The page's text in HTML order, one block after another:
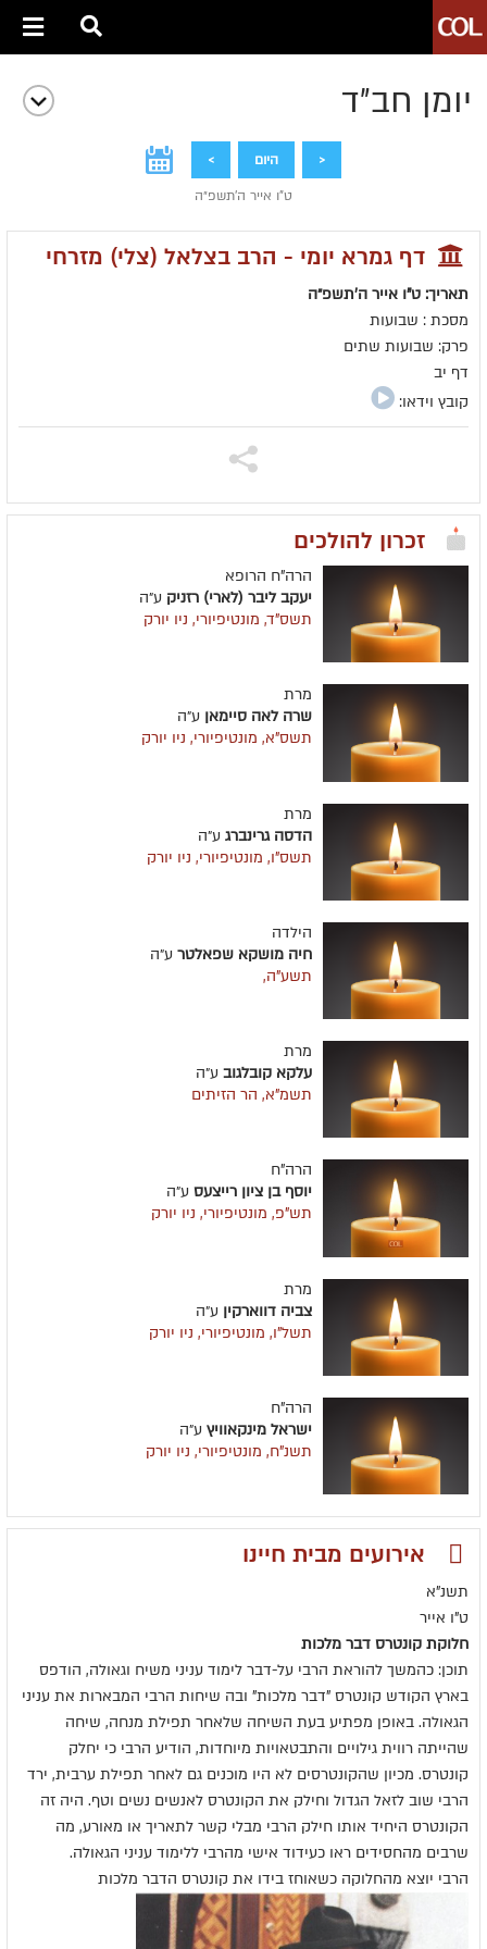
יומן חב״ד
< היום >
ט"ו אייר ה׳תשפ״ה
דף גמרא יומי - הרב בצלאל (צלי) מזרחי
תאריך: ט"ו אייר ה׳תשפ״ה
מסכת : שבועות
פרק: שבועות שתים
דף יב
קובץ וידאו:
זכרון להולכים
הרה"ח הרופא
יעקב ליבר (לארי) רזניק ע״ה
תשס"ד, מונטיפיורי, ניו יורק
מרת
שרה לאה סיימאן ע״ה
תשס"א, מונטיפיורי, ניו יורק
מרת
הדסה גרינברג ע״ה
תשס"ו, מונטיפיורי, ניו יורק
הילדה
חיה מושקא שפאלטר ע״ה
תשע"ה,
מרת
עלקא קובלגוב ע״ה
תשמ"א, הר הזיתים
הרה"ח
יוסף בן ציון רייצעס ע״ה
תש"פ, מונטיפיורי, ניו יורק
מרת
צביה דווארקין ע״ה
תשל"ו, מונטיפיורי, ניו יורק
הרה"ח
ישראל מינקאוויץ ע״ה
תשנ"ח, מונטיפיורי, ניו יורק
אירועים מבית חיינו
תשנ"א
ט"ו אייר
חלוקת קונטרס דבר מלכות
תוכן: כהמשך להוראת הרבי על-דבר לימוד עניני משיח וגאולה, הודפס
בארץ הקודש קונטרס "דבר מלכות" ובה שיחות הרבי המבארות את עניני
הגאולה. באופן מפתיע בעת השיחה שלאחר תפילת מנחה, שיחה
שהייתה רווית גילויים והתבטאויות מיוחדות, הודיע הרבי כי יחלק
קונטרס. מכיון שהקונטרסים לא היו מוכנים גם לאחר תפילת ערבית, ירד
הרבי שוב לזאל הגדול וחילק את הקונטרס לאנשים נשים וטף. היה זה
הקונטרס היחיד אותו חילק הרבי מבלי קשר לתאריך או מאורע, מה
שרבים מהחסידים ראו כעידוד אישי מהרבי ללימוד עניני הגאולה.
הרבי יוצא מהחלוקה כשאוחז בידו את קונטרס הדבר מלכות